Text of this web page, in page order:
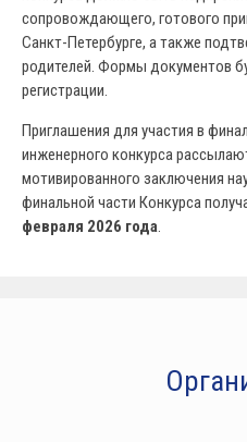
сопровождающего, готового
Санкт-Петербурге, а также
родителей. Формы документов
регистрации.
Приглашения для участия в
инженерного конкурса
мотивированного заключения
финальной части Конкурса
февраля 2026 года.